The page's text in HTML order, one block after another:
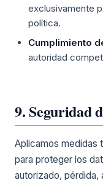
exclusivamente
política.
Cumplimiento
autoridad
9. Seguridad
Aplicamos medidas
para proteger los
autorizado, pérdida,